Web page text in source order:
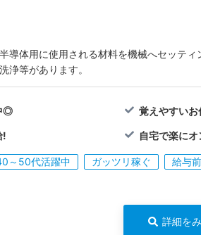
導体用に使用される材料を機械へセッテ
浄等があります。
◎ 覚えやすいお
! 自宅で楽に
～50代活躍中 ガッツリ稼ぐ 給与
詳細を